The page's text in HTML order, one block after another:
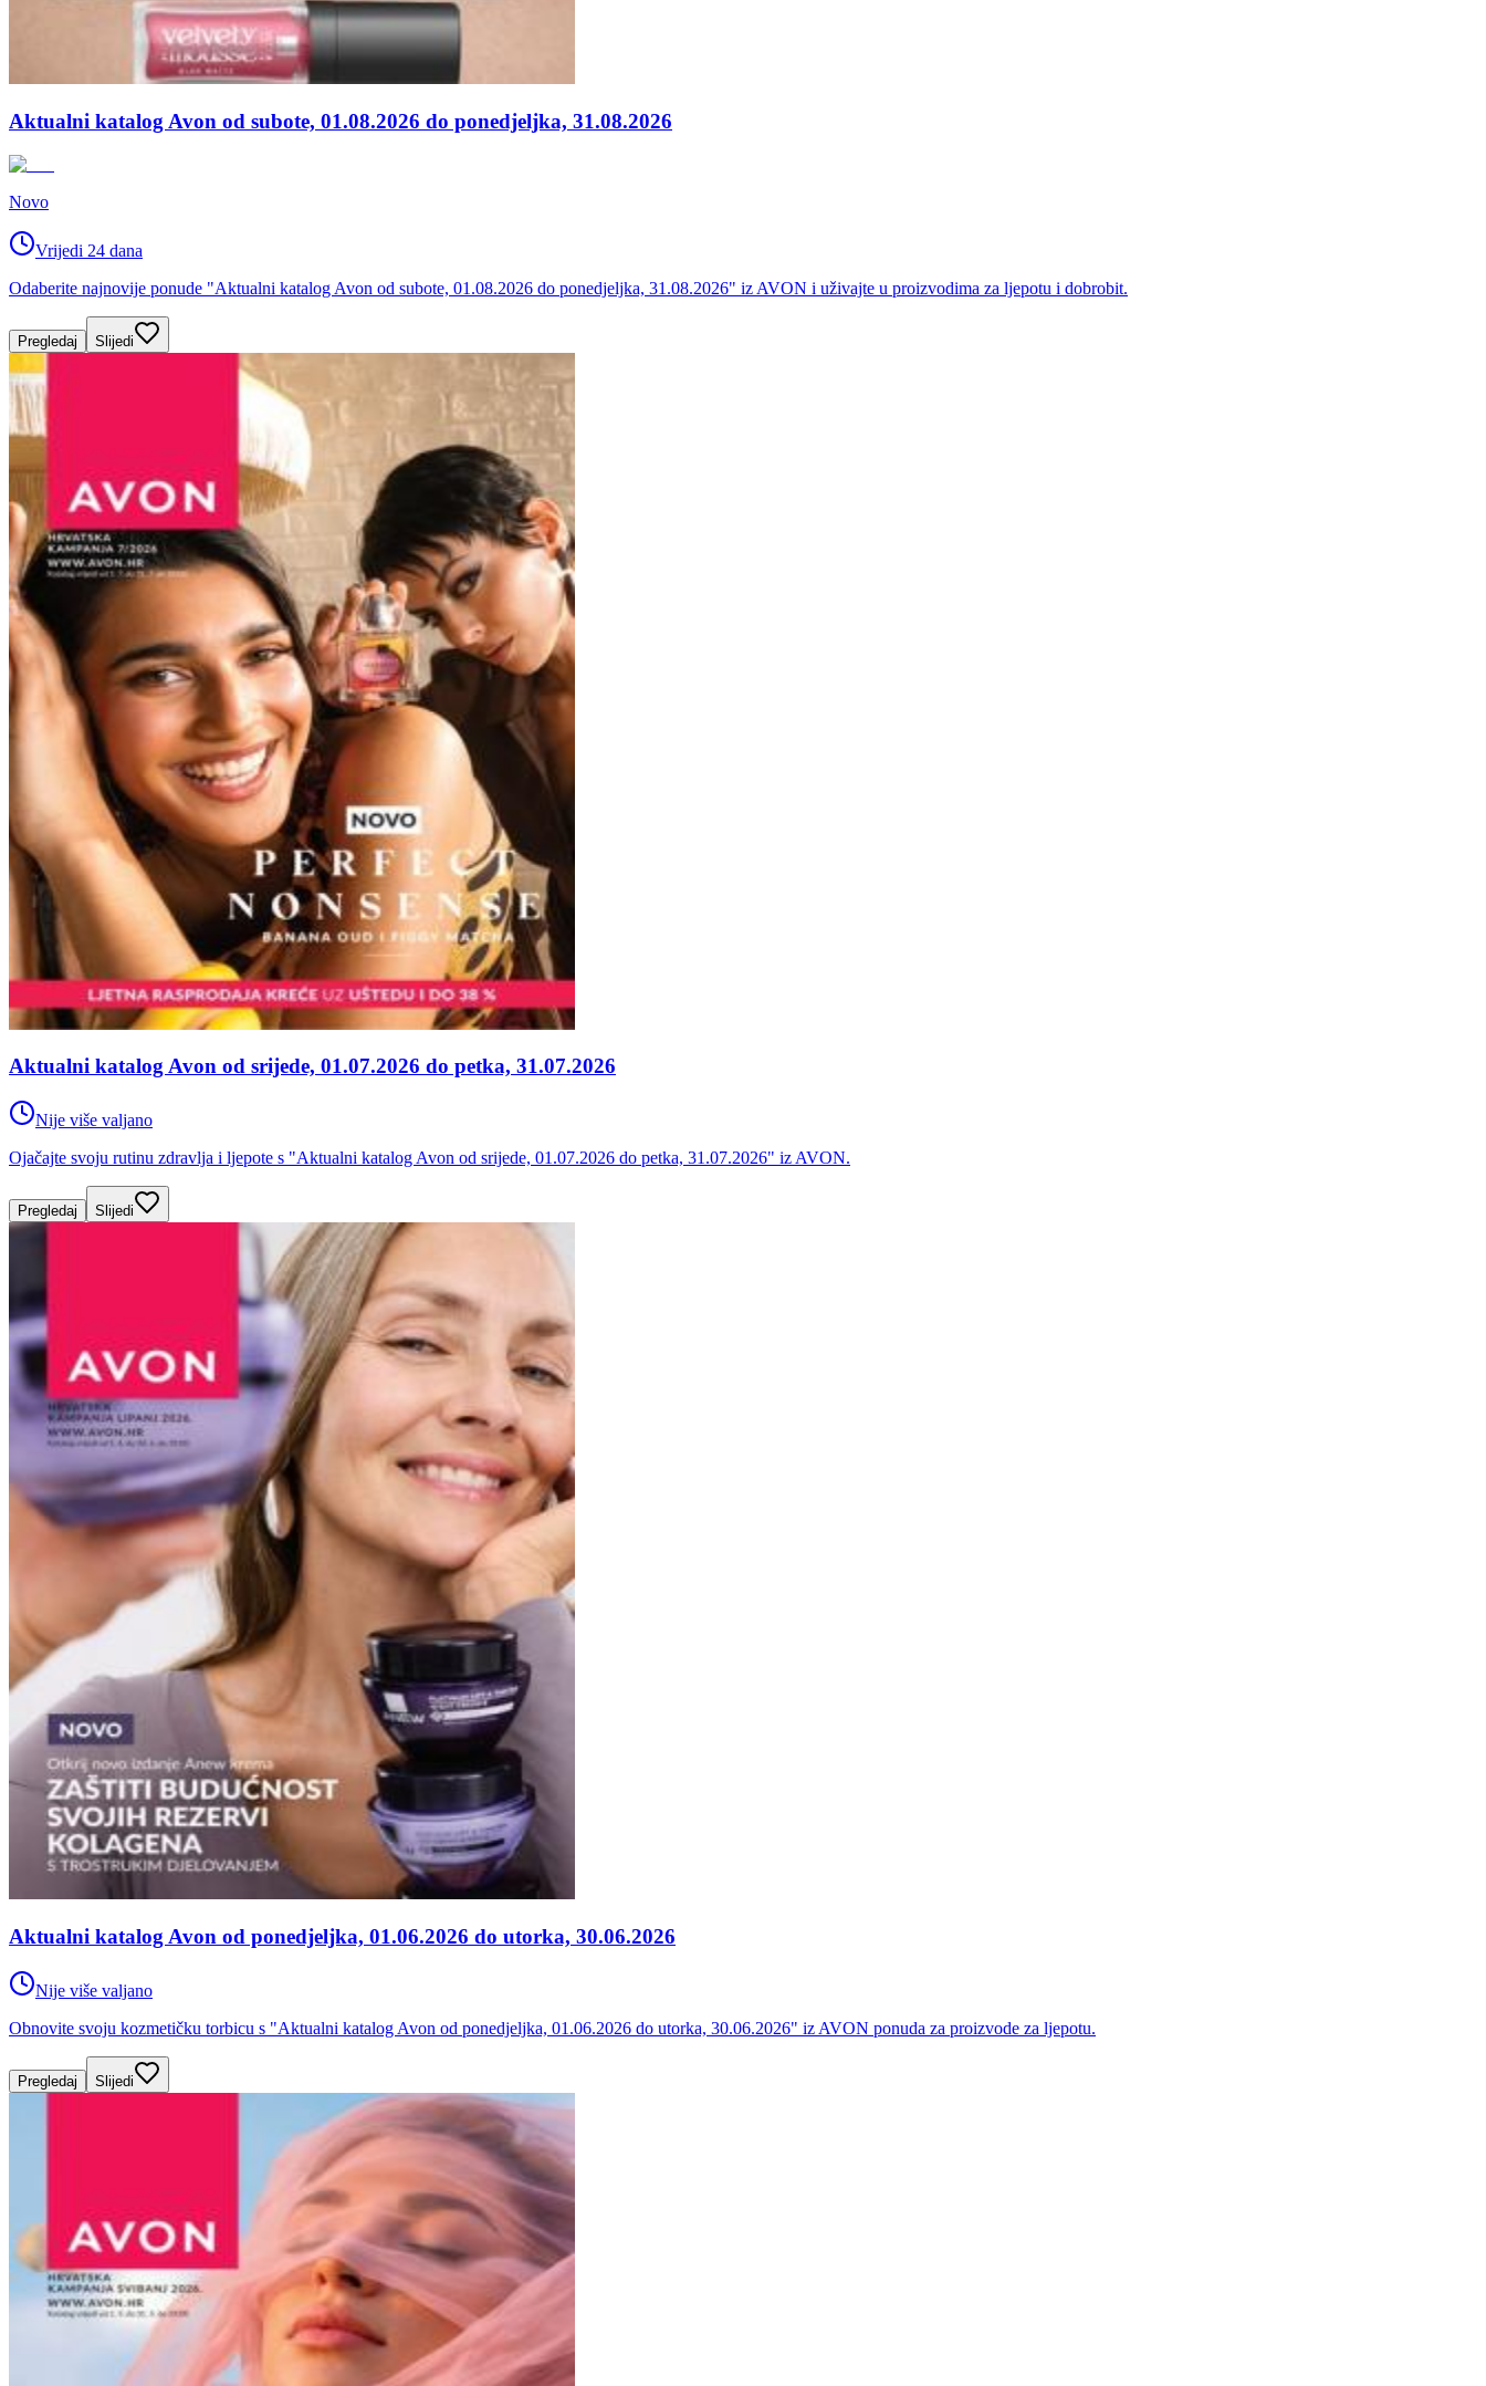
Aktualni katalog Avon od subote, 01.08.2026 do ponedjeljka, 31.08.2026
Novo
Vrijedi 24 dana
Odaberite najnovije ponude "Aktualni katalog Avon od subote, 01.08.2026 do ponedjeljka, 31.08.2026" iz AVON i uživajte u proizvodima za ljepotu i dobrobit.
Pregledaj Slijedi
Aktualni katalog Avon od srijede, 01.07.2026 do petka, 31.07.2026
Nije više valjano
Ojačajte svoju rutinu zdravlja i ljepote s "Aktualni katalog Avon od srijede, 01.07.2026 do petka, 31.07.2026" iz AVON.
Pregledaj Slijedi
Aktualni katalog Avon od ponedjeljka, 01.06.2026 do utorka, 30.06.2026
Nije više valjano
Obnovite svoju kozmetičku torbicu s "Aktualni katalog Avon od ponedjeljka, 01.06.2026 do utorka, 30.06.2026" iz AVON ponuda za proizvode za ljepotu.
Pregledaj Slijedi